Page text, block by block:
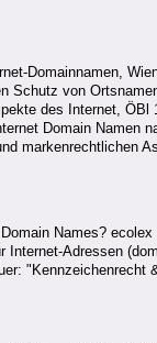
Domainnamen,
Schutz von
des Internet, ÖBl
Domain Namen
markenrechtlichen
Names? ecolex
Internet-Adressen
"Kennzeichenrecht